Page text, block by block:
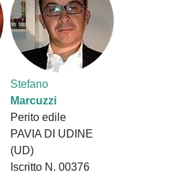
Stefano
Marcuzzi
Perito edile
PAVIA DI UDINE
(UD)
Iscritto N. 00376